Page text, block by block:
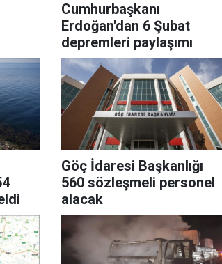
Cumhurbaşkanı
Erdoğan'dan 6 Şubat
depremleri paylaşımı
Göç İdaresi Başkanlığı
560 sözleşmeli personel
alacak